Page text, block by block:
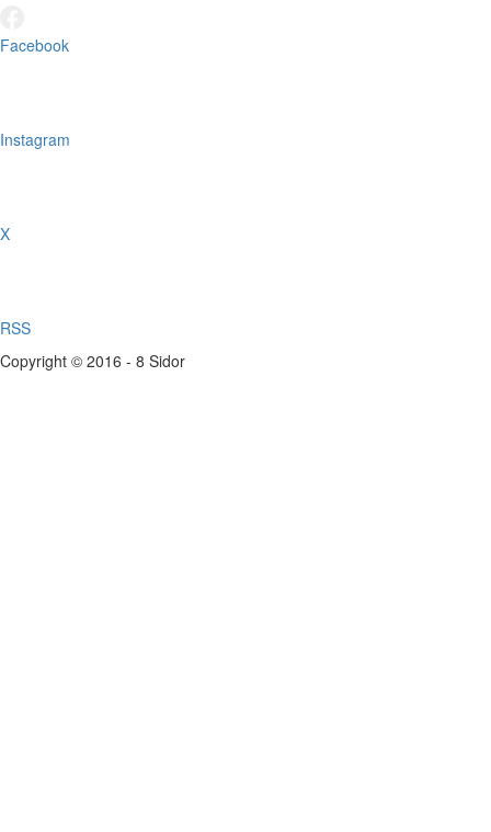
Facebook
Instagram
X
RSS
Copyright © 2016 - 8 Sidor